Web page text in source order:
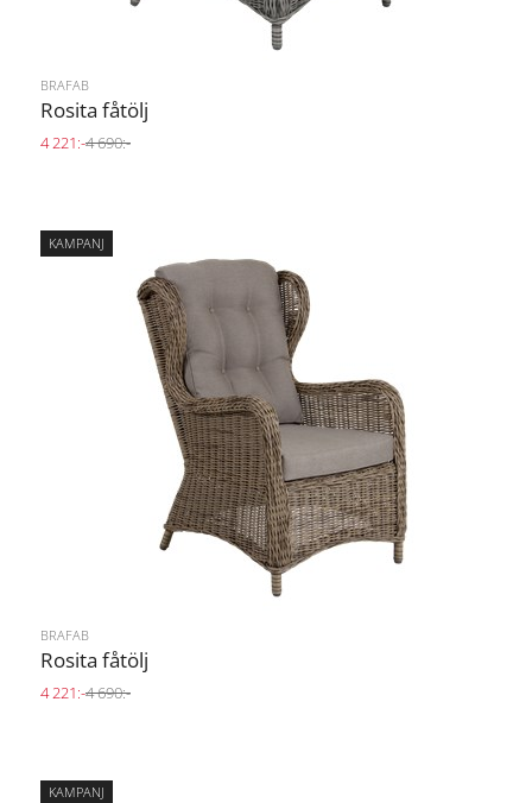
BRAFAB
Rosita fåtölj
4 221:-4 690:-
KAMPANJ
BRAFAB
Rosita fåtölj
4 221:-4 690:-
KAMPANJ